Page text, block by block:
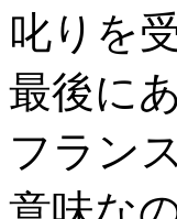
叱りを
最後に
フラン